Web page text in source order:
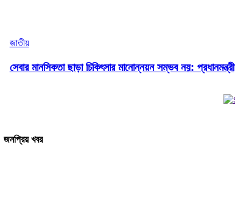
জাতীয়
সেবার মানসিকতা ছাড়া চিকিৎসার মানোন্নয়ন সম্ভব নয়: প্রধানমন্ত্রী
জনপ্রিয় খবর